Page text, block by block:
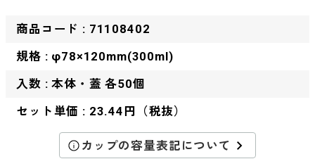
商品コード : 71108402
規格 : φ78×120mm(300ml)
入数 : 本体・蓋 各50個
セット単価 : 23.44円（税抜）
カップの容量表記について